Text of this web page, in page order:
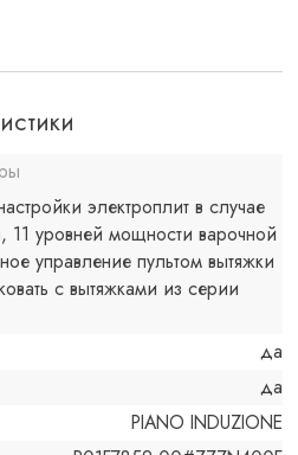
электроплит в случае
11 уровней мощности варочной
управление пультом вытяжки
с вытяжками из серии
да
да
PIANO INDUZIONE